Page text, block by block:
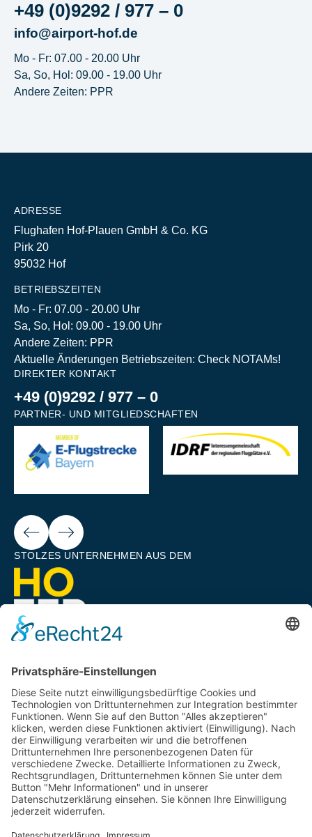
+49 (0)9292 / 977 – 0
info@airport-hof.de
Mo - Fr: 07.00 - 20.00 Uhr
Sa, So, Hol: 09.00 - 19.00 Uhr
Andere Zeiten: PPR
ADRESSE
Flughafen Hof-Plauen GmbH & Co. KG
Pirk 20
95032 Hof
BETRIEBSZEITEN
Mo - Fr: 07.00 - 20.00 Uhr
Sa, So, Hol: 09.00 - 19.00 Uhr
Andere Zeiten: PPR
Aktuelle Änderungen Betriebszeiten: Check NOTAMs!
DIREKTER KONTAKT
+49 (0)9292 / 977 – 0
PARTNER- UND MITGLIEDSCHAFTEN
Next
STOLZES UNTERNEHMEN AUS DEM
EIN UNTERNEHMEN VON